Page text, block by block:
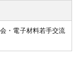
・電子材料若手交流